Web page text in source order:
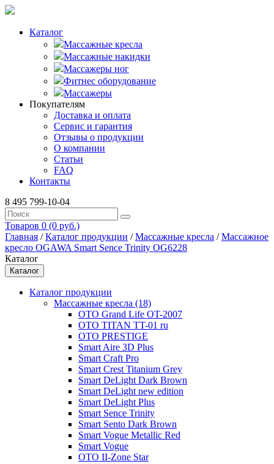
Каталог
Массажные кресла
Массажные накидки
Массажеры ног
Фитнес оборудование
Массажеры
Покупателям
Доставка и оплата
Сервис и гарантия
Отзывы о продукции
О компании
Статьи
FAQ
Контакты
8 495 799-10-04
Товаров 0 (0 руб.)
Главная /Каталог продукции /Массажные кресла /Массажное
кресло OGAWA Smart Sence Trinity OG6228
Каталог
Каталог
Каталог продукции
Массажные кресла (18)
OTO Grand Life OT-2007
OTO TITAN TT-01 ru
OTO PRESTIGE
Smart Aire 3D Plus
Smart Craft Pro
Smart Crest Titanium Grey
Smart DeLight Dark Brown
Smart DeLight new edition
Smart DeLight Plus
Smart Sence Trinity
Smart Sento Dark Brown
Smart Vogue Metallic Red
Smart Vogue
OTO II-Zone Star